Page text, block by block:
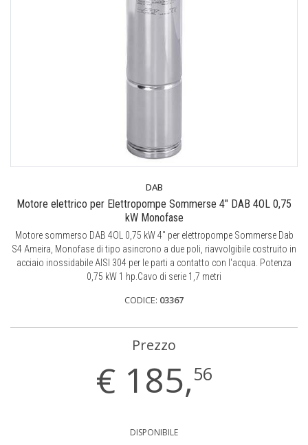
DAB
Motore elettrico per Elettropompe Sommerse 4" DAB 4OL 0,75
kW Monofase
Motore sommerso DAB 4OL 0,75 kW 4" per elettropompe Sommerse Dab
S4 Ameira, Monofase di tipo asincrono a due poli, riavvolgibile costruito in
acciaio inossidabile AISI 304 per le parti a contatto con l'acqua. Potenza
0,75 kW 1 hp.Cavo di serie 1,7 metri
CODICE: 03367
Prezzo
€ 185,56
DISPONIBILE